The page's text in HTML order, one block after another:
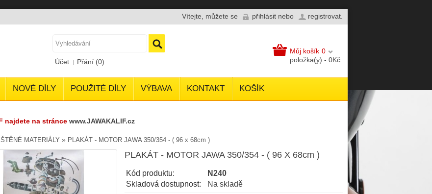
Vítejte, můžete se přihlásit nebo registrovat
Účet Přání (0)
Můj košík 0
položka(y) - 0Kč
NOVÉ DÍLY POUŽITÉ DÍLY VÝBAVA KONTAKT KOŠÍK
najdete na stránce www.JAWAKALIF.cz
MATERIÁLY » PLAKÁT - MOTOR JAWA 350/354 - ( 96 x 68cm )
PLAKÁT - MOTOR JAWA 350/354 - ( 96 X 68cm )
Kód produktu:
N240
Skladová dostupnost:
Na skladě